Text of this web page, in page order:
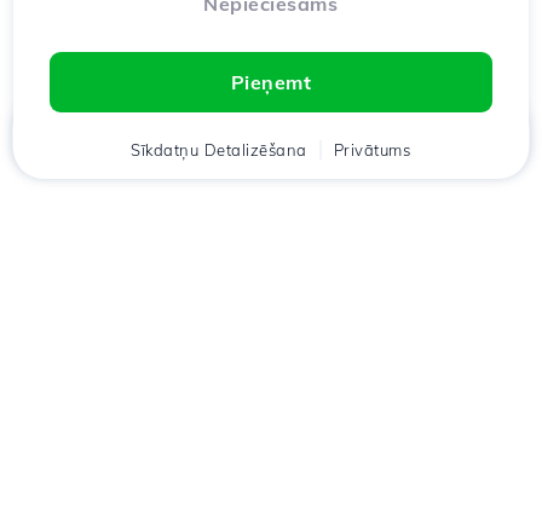
Pieņemt
Sīkdatņu Detalizēšana Privātums
Klients Groza Chat